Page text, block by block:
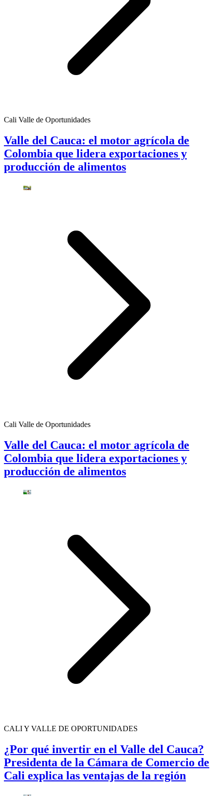
Cali Valle de Oportunidades
Valle del Cauca: el motor agrícola de
Colombia que lidera exportaciones y
producción de alimentos
Cali Valle de Oportunidades
Valle del Cauca: el motor agrícola de
Colombia que lidera exportaciones y
producción de alimentos
CALI Y VALLE DE OPORTUNIDADES
¿Por qué invertir en el Valle del Cauca?
Presidenta de la Cámara de Comercio de
Cali explica las ventajas de la región